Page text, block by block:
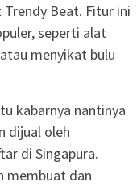
Beat. Fitur ini
seperti alat
menyikat bulu
kabarnya nantinya
dijual oleh
di Singapura.
membuat dan